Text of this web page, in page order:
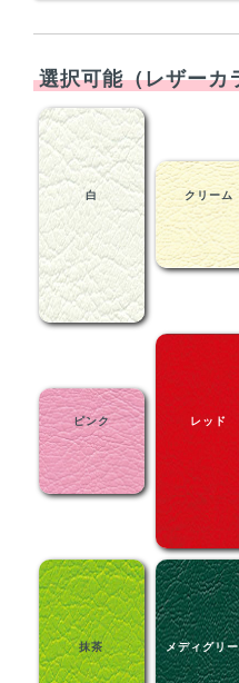
選択可能（レザーカ
白 クリーム
ピンク レッド
抹茶 メディグリ